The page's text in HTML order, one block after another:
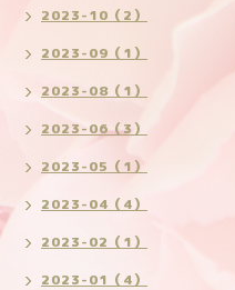
2023-10（2）
2023-09（1）
2023-08（1）
2023-06（3）
2023-05（1）
2023-04（4）
2023-02（1）
2023-01（4）